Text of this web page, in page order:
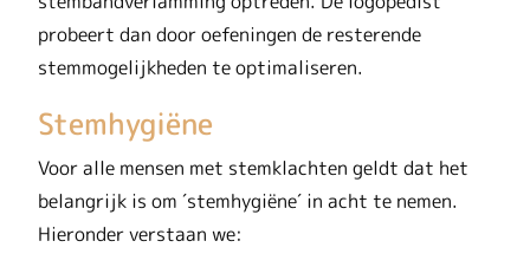
probeert dan door oefeningen de resterende
stemmogelijkheden te optimaliseren.
Stemhygiëne
Voor alle mensen met stemklachten geldt dat het
belangrijk is om ´stemhygiëne´ in acht te nemen.
Hieronder verstaan we: